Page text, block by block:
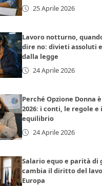
25 Aprile 2026
Lavoro notturno,
dire no: divieti assoluti
dalla legge
24 Aprile 2026
Perché Opzione Donna
2026: i conti, le regole e
equilibrio
24 Aprile 2026
Salario equo e parità di
cambia il diritto del
Europa